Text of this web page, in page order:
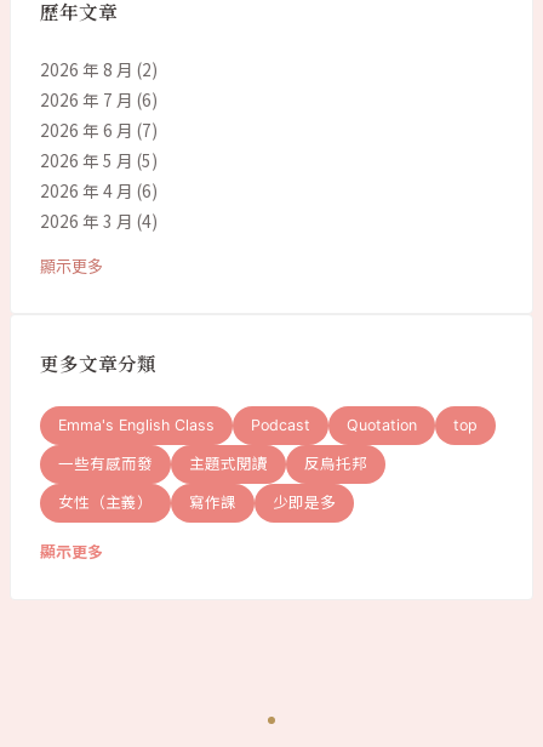
歷年文章
2026 年 8 月 (2)
2026 年 7 月 (6)
2026 年 6 月 (7)
2026 年 5 月 (5)
2026 年 4 月 (6)
2026 年 3 月 (4)
顯示更多
更多文章分類
Emma's English Class Podcast Quotation top
一些有感而發 主題式閱讀 反烏托邦
女性（主義） 寫作課 少即是多
顯示更多